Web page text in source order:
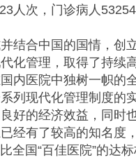
人次，门诊病人
结合中国的国情，创
化管理，取得了持续
内医院中独树一帜的
列现代化管理制度的
好的经济效益，同时
经有了较高的知名度
全国“百佳医院”的达